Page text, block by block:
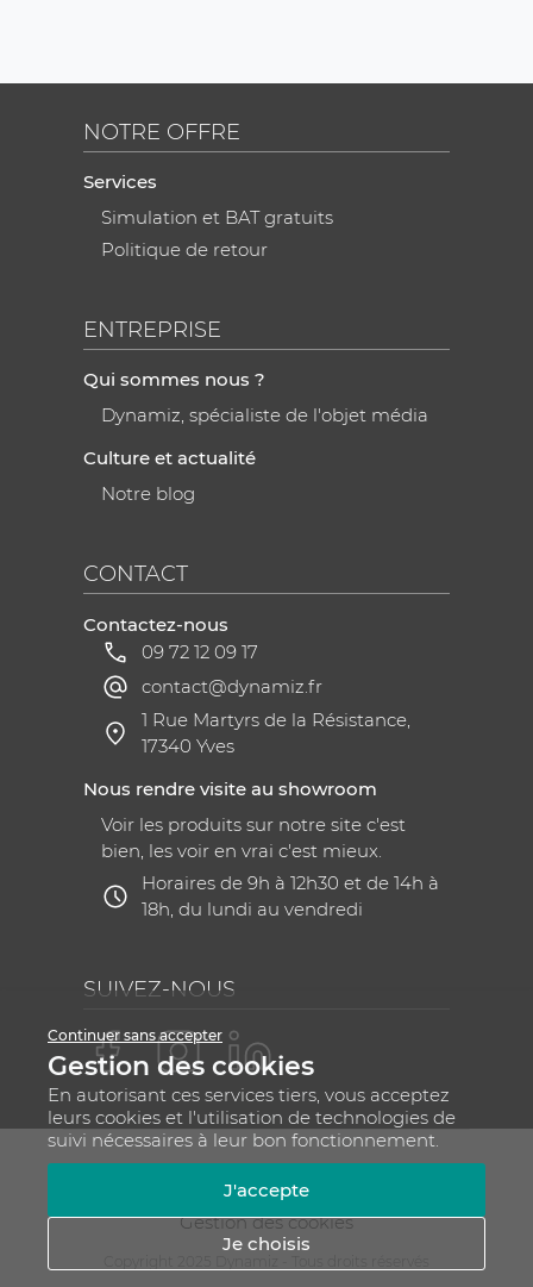
NOTRE OFFRE
Services
Simulation et BAT gratuits
Politique de retour
ENTREPRISE
Qui sommes nous ?
Dynamiz, spécialiste de l'objet média
Culture et actualité
Notre blog
CONTACT
Contactez-nous
09 72 12 09 17
contact@dynamiz.fr
1 Rue Martyrs de la Résistance,
17340 Yves
Nous rendre visite au showroom
Voir les produits sur notre site c'est
bien, les voir en vrai c'est mieux.
Horaires de 9h à 12h30 et de 14h à
18h, du lundi au vendredi
SUIVEZ-NOUS
RGPD - Gestion de vos données personnelles
Gestion des cookies
Continuer sans accepter
Gestion des cookies
En autorisant ces services tiers, vous acceptez
leurs cookies et l'utilisation de technologies de
suivi nécessaires à leur bon fonctionnement.
Je choisis
J'accepte